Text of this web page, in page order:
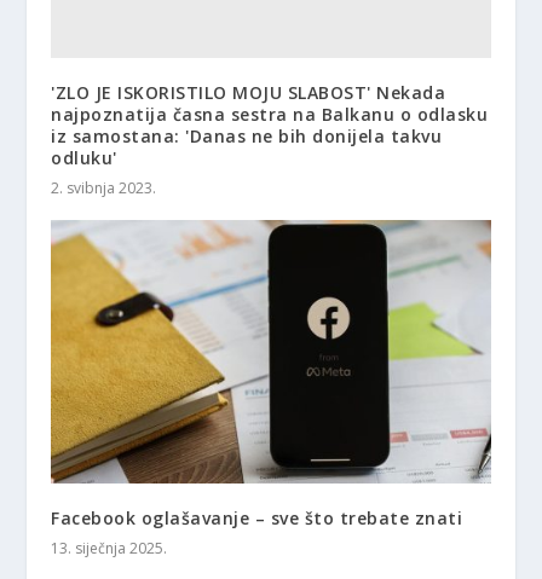
'ZLO JE ISKORISTILO MOJU SLABOST' Nekada
najpoznatija časna sestra na Balkanu o odlasku
iz samostana: 'Danas ne bih donijela takvu
odluku'
2. svibnja 2023.
Facebook oglašavanje – sve što trebate znati
13. siječnja 2025.